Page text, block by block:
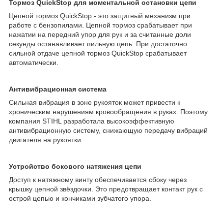
Тормоз QuickStop для моментальной остановки цепи
Цепной тормоз QuickStop - это защитный механизм при
работе с бензопилами. Цепной тормоз срабатывает при
нажатии на передний упор для рук и за считанные доли
секунды останавливает пильную цепь. При достаточно
сильной отдаче цепной тормоз QuickStop срабатывает
автоматически.
Антивибрационная система
Сильная вибрация в зоне рукояток может привести к
хроническим нарушениям кровообращения в руках. Поэтому
компания STIHL разработала высокоэффективную
антивибрационную систему, снижающую передачу вибраций
двигателя на рукоятки.
Устройство бокового натяжения цепи
Доступ к натяжному винту обеспечивается сбоку через
крышку цепной звёздочки. Это предотвращает контакт рук с
острой цепью и кончиками зубчатого упора.